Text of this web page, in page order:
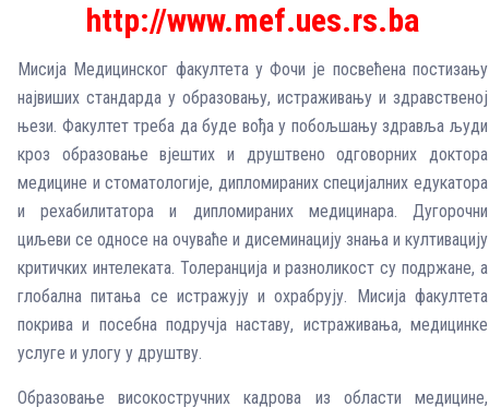
http://www.mef.ues.rs.ba
Мисија Медицинског факултета у Фочи је посвећена постизању
највиших стандарда у образовању, истраживању и здравственој
њези. Факултет треба да буде вођа у побољшању здравља људи
кроз образовање вјештих и друштвено одговорних доктора
медицине и стоматологије, дипломираних специјалних едукатора
и рехабилитатора и дипломираних медицинара. Дугорочни
циљеви се односе на очуваће и дисеминацију знања и култивацију
критичких интелеката. Толеранција и разноликост су подржане, а
глобална питања се истражују и охрабрују. Мисија факултета
покрива и посебна подручја наставу, истраживања, медицинке
услуге и улогу у друштву.
Образовање високостручних кадрова из области медицине,